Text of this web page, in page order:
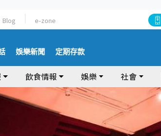
Blog e-zone
娛樂新聞 定期存款
飲食情報 娛樂 社會